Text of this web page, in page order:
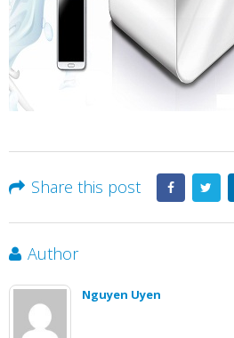
Share this post
Author
Nguyen Uyen